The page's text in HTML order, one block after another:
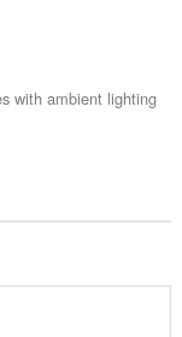
with ambient lighting